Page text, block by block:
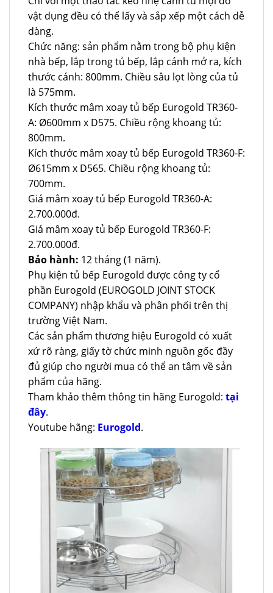
vật dụng đều có thể lấy và sắp xếp một cách dễ
dàng.
Chức năng: sản phẩm nằm trong bộ phụ kiện
nhà bếp, lắp trong tủ bếp, lắp cánh mở ra, kích
thước cánh: 800mm. Chiều sâu lọt lòng của tủ
là 575mm.
Kích thước mâm xoay tủ bếp Eurogold TR360-
A: Ø600mm x D575. Chiều rộng khoang tủ:
800mm.
Kích thước mâm xoay tủ bếp Eurogold TR360-F:
Ø615mm x D565. Chiều rộng khoang tủ:
700mm.
Giá mâm xoay tủ bếp Eurogold TR360-A:
2.700.000đ.
Giá mâm xoay tủ bếp Eurogold TR360-F:
2.700.000đ.
Bảo hành: 12 tháng (1 năm).
Phụ kiện tủ bếp Eurogold được công ty cổ
phần Eurogold (EUROGOLD JOINT STOCK
COMPANY) nhập khẩu và phân phối trên thị
trường Việt Nam.
Các sản phẩm thương hiệu Eurogold có xuất
xứ rõ ràng, giấy tờ chức minh nguồn gốc đầy
đủ giúp cho người mua có thể an tâm về sản
phẩm của hãng.
Tham khảo thêm thông tin hãng Eurogold: tại
đây.
Youtube hãng: Eurogold.